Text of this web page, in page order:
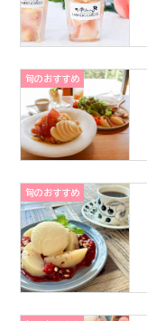
旬のおすすめ
旬のおすすめ